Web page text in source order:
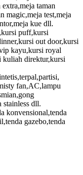
taman
magic,meja test,meja
kue dll.
puff,kursi
out door,kursi
kayu,kursi royal
kuliah direktur,kursi
fan,AC,lampu
stainless dll.
konvensional,tenda
gazebo,tenda